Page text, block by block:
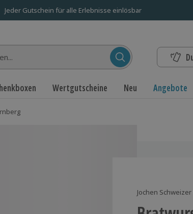
Jeder Gutschein für alle Erlebnisse einlösbar
Wertgutscheine Neu Angebote
Jochen